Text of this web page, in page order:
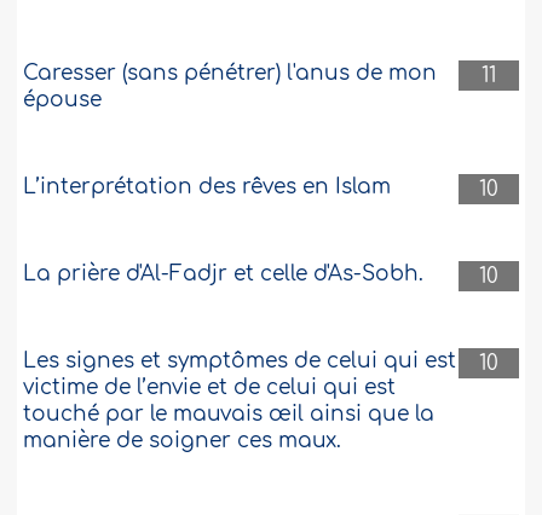
11
Caresser (sans pénétrer) l'anus de mon
épouse
10
L’interprétation des rêves en Islam
10
La prière d'Al-Fadjr et celle d'As-Sobh.
10
Les signes et symptômes de celui qui est
victime de l’envie et de celui qui est
touché par le mauvais œil ainsi que la
manière de soigner ces maux.